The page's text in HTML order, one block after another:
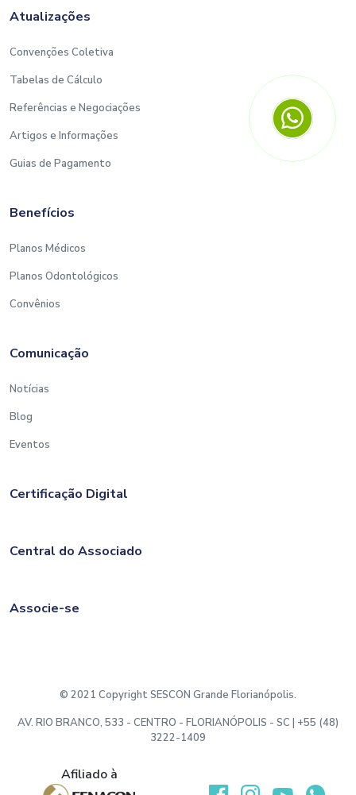
Atualizações
Convenções Coletiva
Tabelas de Cálculo
Referências e Negociações
Artigos e Informações
Guias de Pagamento
Benefícios
Planos Médicos
Planos Odontológicos
Convênios
Comunicação
Notícias
Blog
Eventos
Certificação Digital
Central do Associado
Associe-se
© 2021 Copyright SESCON Grande Florianópolis.
AV. RIO BRANCO, 533 - CENTRO - FLORIANÓPOLIS - SC | +55 (48)
3222-1409
Afiliado à